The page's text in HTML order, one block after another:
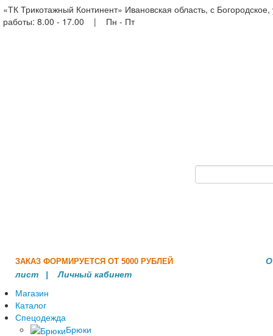
«ТК Трикотажный Континент» Ивановская область, с
работы: 8.00 - 17.00 | Пн - Пт
ЗАКАЗ ФОРМИРУЕТСЯ ОТ 5000 РУБЛЕЙ
О
лист |Личный кабинет
Магазин
Каталог
Спецодежда
Брюки